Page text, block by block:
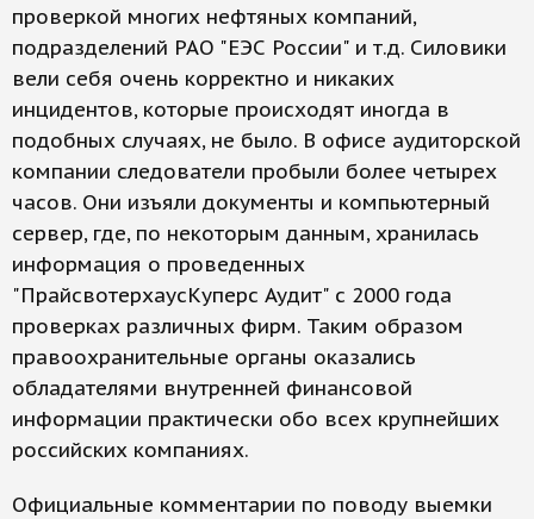
проверкой многих нефтяных компаний,
подразделений РАО "ЕЭС России" и т.д. Cиловики
вели себя очень корректно и никаких
инцидентов, которые происходят иногда в
подобных случаях, не было. В офисе аудиторской
компании следователи пробыли более четырех
часов. Они изъяли документы и компьютерный
сервер, где, по некоторым данным, хранилась
информация о проведенных
"ПрайсвотерхаусКуперс Аудит" с 2000 года
проверках различных фирм. Таким образом
правоохранительные органы оказались
обладателями внутренней финансовой
информации практически обо всех крупнейших
российских компаниях.
Официальные комментарии по поводу выемки